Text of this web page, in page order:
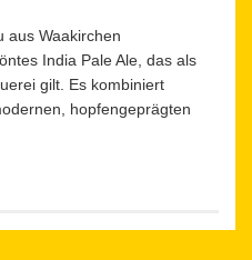
aus Waakirchen
India Pale Ale, das als
gilt. Es kombiniert
hopfengeprägten